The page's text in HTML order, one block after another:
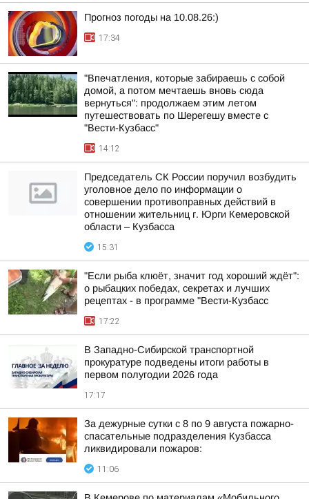
Прогноз погоды на 10.08.26:)
17:34
"Впечатления, которые забираешь с собой
домой, а потом мечтаешь вновь сюда
вернуться": продолжаем этим летом
путешествовать по Шерегешу вместе с
"Вести-Кузбасс"
14:12
Председатель СК России поручил возбудить
уголовное дело по информации о
совершении противоправных действий в
отношении жительниц г. Юрги Кемеровской
области – Кузбасса
15:31
"Если рыба клюёт, значит год хороший ждёт":
о рыбацких победах, секретах и лучших
рецептах - в программе "Вести-Кузбасс
17:22
В Западно-Сибирской транспортной
прокуратуре подведены итоги работы в
первом полугодии 2026 года
17:17
За дежурные сутки с 8 по 9 августа пожарно-
спасательные подразделения Кузбасса
ликвидировали пожаров:
11:06